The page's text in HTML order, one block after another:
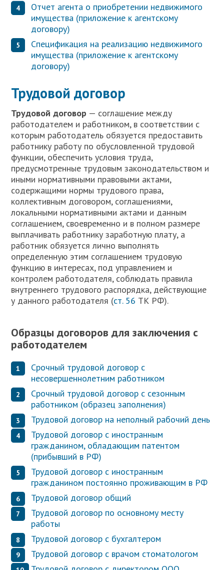
Отчет агента о приобретении недвижимого
имущества (приложение к агентскому
договору)
Спецификация на реализацию недвижимого
имущества (приложение к агентскому
договору)
Трудовой договор
Трудовой договор — соглашение между
работодателем и работником, в соответствии с
которым работодатель обязуется предоставить
работнику работу по обусловленной трудовой
функции, обеспечить условия труда,
предусмотренные трудовым законодательством и
иными нормативными правовыми актами,
содержащими нормы трудового права,
коллективным договором, соглашениями,
локальными нормативными актами и данным
соглашением, своевременно и в полном размере
выплачивать работнику заработную плату, а
работник обязуется лично выполнять
определенную этим соглашением трудовую
функцию в интересах, под управлением и
контролем работодателя, соблюдать правила
внутреннего трудового распорядка, действующие
у данного работодателя (ст. 56 ТК РФ).
Образцы договоров для заключения с
работодателем
Срочный трудовой договор с
несовершеннолетним работником
Срочный трудовой договор с сезонным
работником (образец заполнения)
Трудовой договор на неполный рабочий день
Трудовой договор с иностранным
гражданином, обладающим патентом
(прибывший в РФ)
Трудовой договор с иностранным
гражданином постоянно проживающим в РФ
Трудовой договор общий
Трудовой договор по основному месту
работы
Трудовой договор с бухгалтером
Трудовой договор с врачом стоматологом